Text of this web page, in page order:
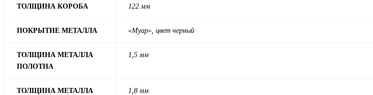
ТОЛЩИНА КОРОБА 122 мм
ПОКРЫТИЕ МЕТАЛЛА «Муар», цвет черный
ТОЛЩИНА МЕТАЛЛА
ПОЛОТНА
1,5 мм
ТОЛЩИНА МЕТАЛЛА
1,8 мм